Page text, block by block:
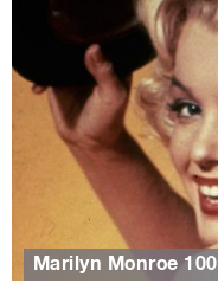
Marilyn Monroe 100